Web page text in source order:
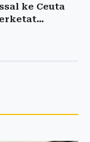
ke Ceuta